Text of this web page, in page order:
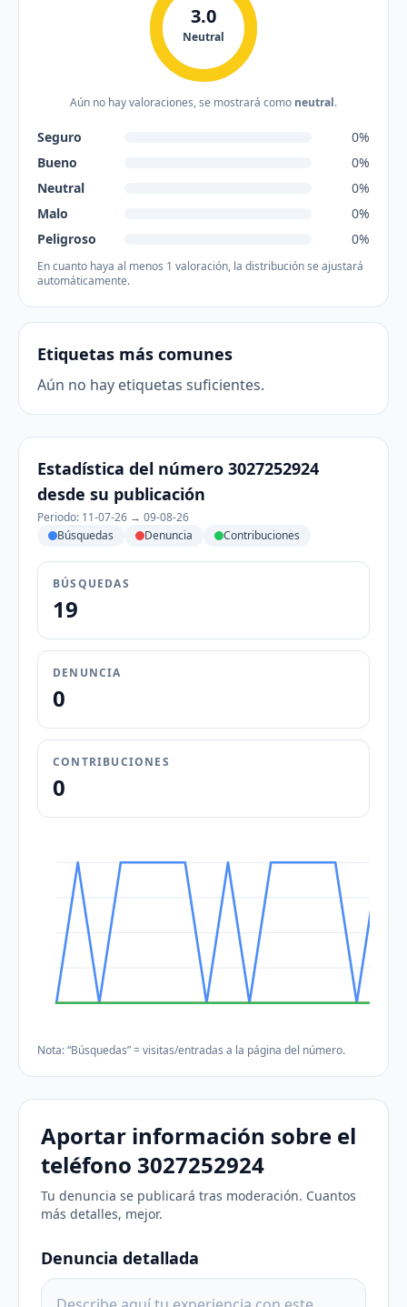
3.0
Neutral
Aún no hay valoraciones, se mostrará como neutral.
Seguro
0%
Bueno
0%
Neutral
0%
Malo
0%
Peligroso
0%
En cuanto haya al menos 1 valoración, la distribución se ajustará
automáticamente.
Etiquetas más comunes
Aún no hay etiquetas suficientes.
Estadística del número 3027252924
desde su publicación
Periodo: 11-07-26 → 09-08-26
Búsquedas
Denuncia Contribuciones
BÚSQUEDAS
19
DENUNCIA
0
CONTRIBUCIONES
0
Nota: “Búsquedas” = visitas/entradas a la página del número.
Aportar información sobre el
teléfono 3027252924
Tu denuncia se publicará tras moderación. Cuantos
más detalles, mejor.
Denuncia detallada